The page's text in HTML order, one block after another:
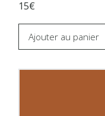
15€
Ajouter au panier